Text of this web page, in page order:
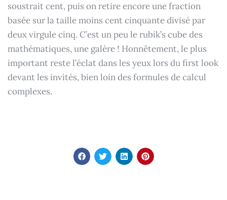
soustrait cent, puis on retire encore une fraction
basée sur la taille moins cent cinquante divisé par
deux virgule cinq. C’est un peu le rubik’s cube des
mathématiques, une galère ! Honnêtement, le plus
important reste l’éclat dans les yeux lors du first look
devant les invités, bien loin des formules de calcul
complexes.